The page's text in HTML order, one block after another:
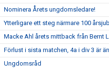
Nominera Årets ungdomsledare!
Ytterligare ett steg närmare 100
Macke Ahl årets mittback från Bernt
Förlust i sista matchen, 4a i div 3 är
Ungdomsråd